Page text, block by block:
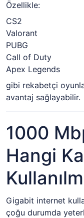
Özellikle:
CS2
Valorant
PUBG
Call of Duty
Apex Legends
gibi rekabetçi
avantaj sağlayabilir.
1000
Hangi
Gigabit internet
çoğu durumda